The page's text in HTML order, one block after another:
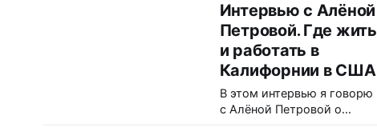
Интервью с Алёной
Петровой. Где жить
и работать в
Калифорнии в США
В этом интервью я говорю
с Алёной Петровой о